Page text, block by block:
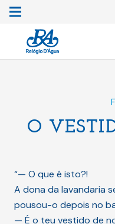
O
“— O que é isto?!
A dona da lavandaria
pousou-o depois no
— É o teu vestido de